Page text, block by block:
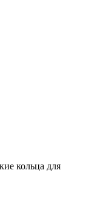
кольца для